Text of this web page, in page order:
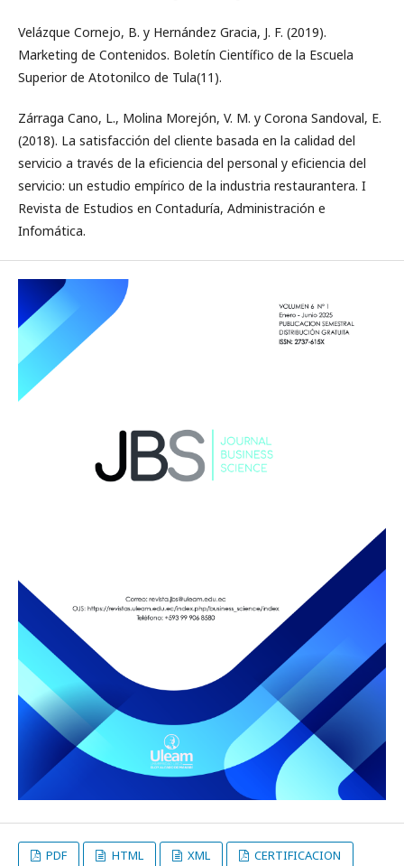
Velázque Cornejo, B. y Hernández Gracia, J. F. (2019).
Marketing de Contenidos. Boletín Científico de la Escuela
Superior de Atotonilco de Tula(11).
Zárraga Cano, L., Molina Morejón, V. M. y Corona Sandoval, E.
(2018). La satisfacción del cliente basada en la calidad del
servicio a través de la eficiencia del personal y eficiencia del
servicio: un estudio empírico de la industria restaurantera. I
Revista de Estudios en Contaduría, Administración e
Infomática.
PDF HTML XML CERTIFICACION